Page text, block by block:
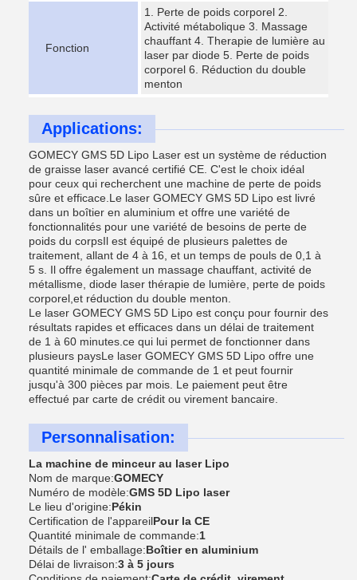
Fonction
1. Perte de poids corporel 2.
Activité métabolique 3. Massage
chauffant 4. Therapie de lumière au
laser par diode 5. Perte de poids
corporel 6. Réduction du double
menton
Applications:
GOMECY GMS 5D Lipo Laser est un système de réduction
de graisse laser avancé certifié CE. C'est le choix idéal
pour ceux qui recherchent une machine de perte de poids
sûre et efficace.Le laser GOMECY GMS 5D Lipo est livré
dans un boîtier en aluminium et offre une variété de
fonctionnalités pour une variété de besoins de perte de
poids du corpsIl est équipé de plusieurs palettes de
traitement, allant de 4 à 16, et un temps de pouls de 0,1 à
5 s. Il offre également un massage chauffant, activité de
métallisme, diode laser thérapie de lumière, perte de poids
corporel,et réduction du double menton.
Le laser GOMECY GMS 5D Lipo est conçu pour fournir des
résultats rapides et efficaces dans un délai de traitement
de 1 à 60 minutes.ce qui lui permet de fonctionner dans
plusieurs paysLe laser GOMECY GMS 5D Lipo offre une
quantité minimale de commande de 1 et peut fournir
jusqu'à 300 pièces par mois. Le paiement peut être
effectué par carte de crédit ou virement bancaire.
Personnalisation:
La machine de minceur au laser Lipo
Nom de marque:GOMECY
Numéro de modèle:GMS 5D Lipo laser
Le lieu d'origine:Pékin
Certification de l'appareilPour la CE
Quantité minimale de commande:1
Détails de l' emballage:Boîtier en aluminium
Délai de livraison:3 à 5 jours